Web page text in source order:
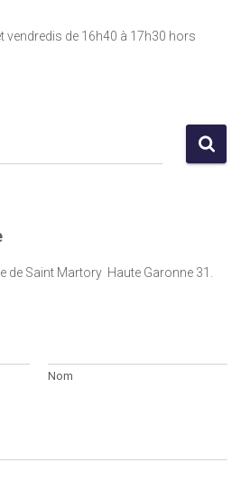
vendredis de 16h40 à 17h30 hors
de Saint Martory Haute Garonne 31.
Nom